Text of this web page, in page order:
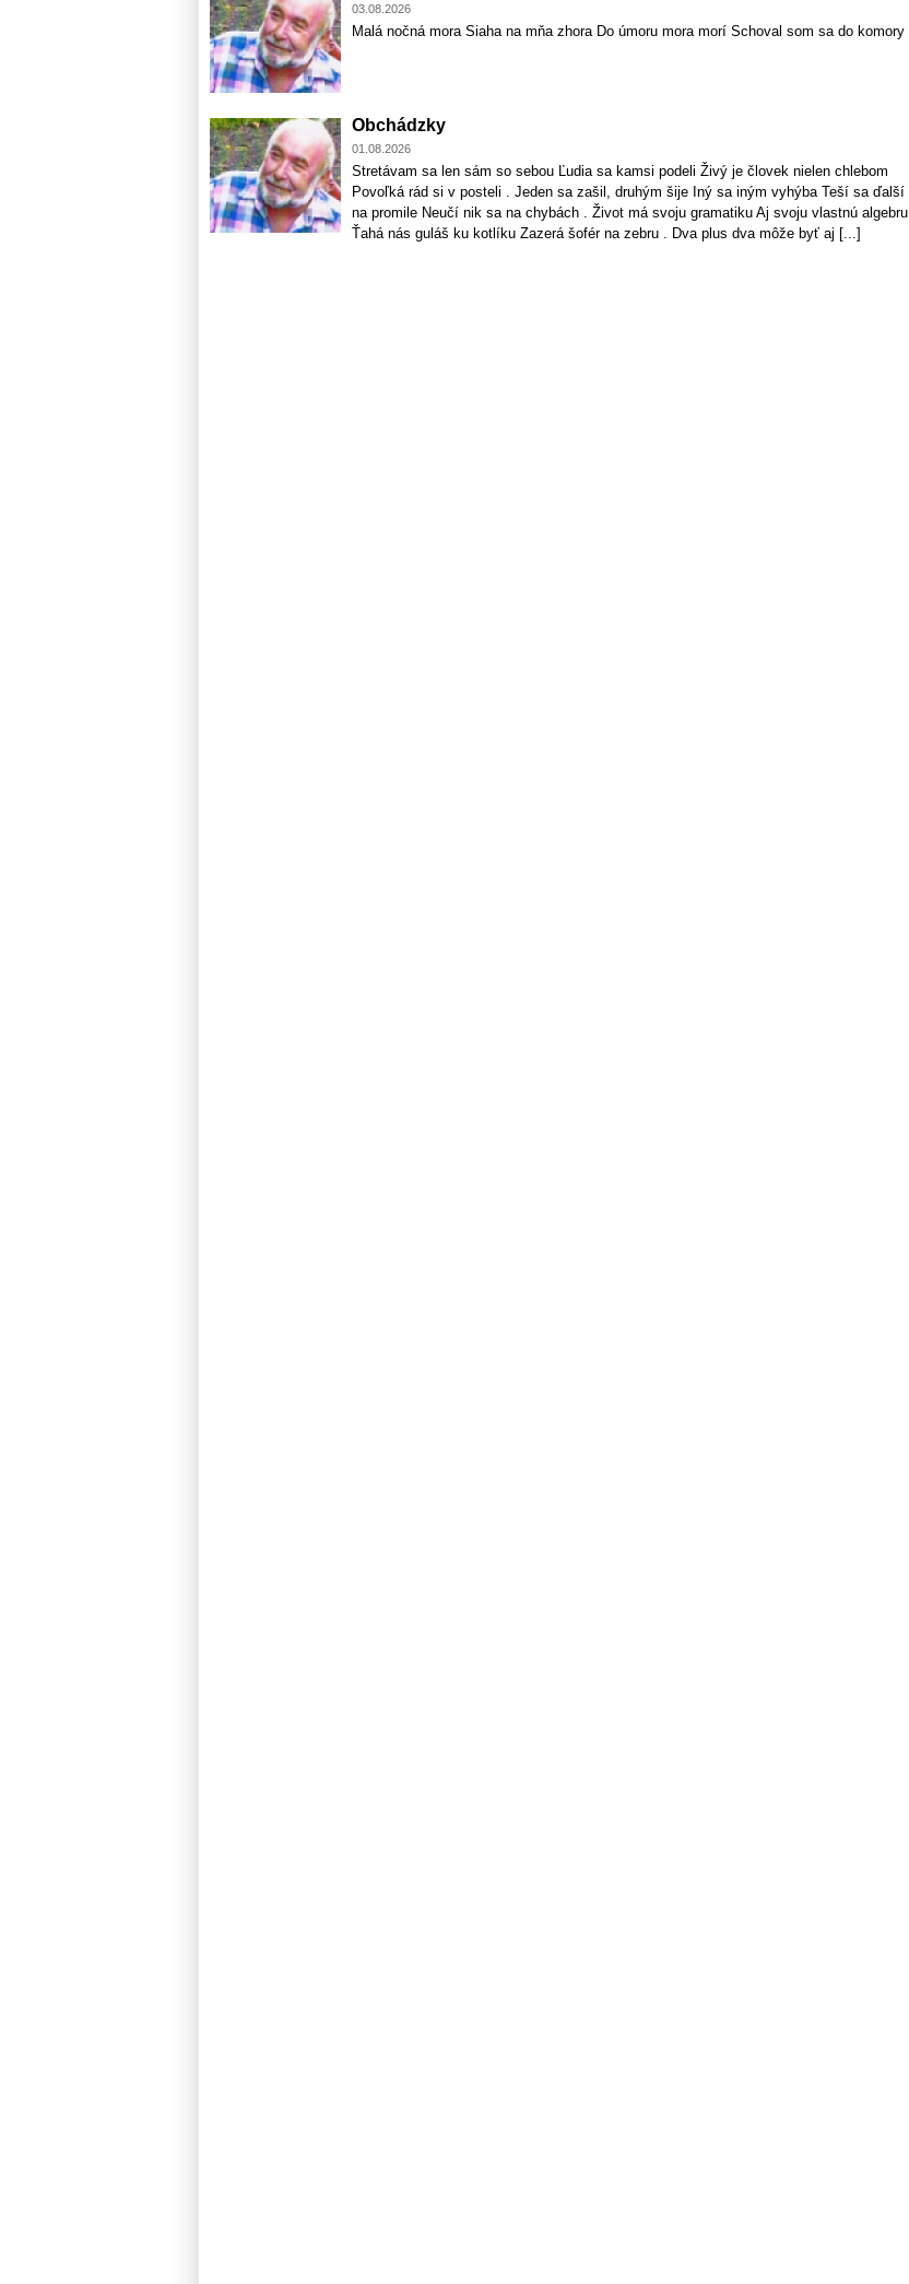
03.08.2026
Malá nočná mora Siaha na mňa zhora Do úmoru mora morí Schoval som sa do komory .
Obchádzky
01.08.2026
Stretávam sa len sám so sebou Ľudia sa kamsi podeli Živý je človek nielen chlebom
Povoľká rád si v posteli . Jeden sa zašil, druhým šije Iný sa iným vyhýba Teší sa ďalší
na promile Neučí nik sa na chybách . Život má svoju gramatiku Aj svoju vlastnú algebru
Ťahá nás guláš ku kotlíku Zazerá šofér na zebru . Dva plus dva môže byť aj [...]